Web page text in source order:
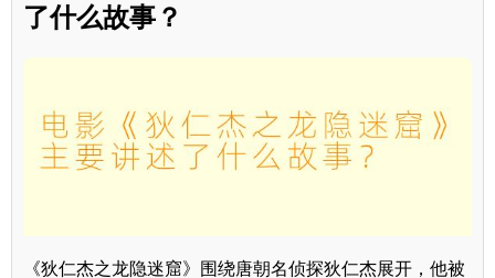
了什么故事？
《狄仁杰之龙隐迷窟》围绕唐朝名侦探狄仁杰展开，他被